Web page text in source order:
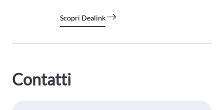
Scopri Dealink
Contatti